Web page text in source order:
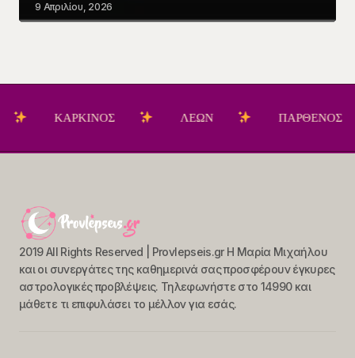
9 Απριλίου, 2026
ΚΑΡΚΙΝΟΣ ΛΕΩΝ ΠΑΡΘΕΝΟΣ
2019 All Rights Reserved | Provlepseis.gr Η Μαρία Μιχαήλου
και οι συνεργάτες της καθημερινά σας προσφέρουν έγκυρες
αστρολογικές προβλέψεις. Τηλεφωνήστε στο 14990 και
μάθετε τι επιφυλάσει το μέλλον για εσάς.